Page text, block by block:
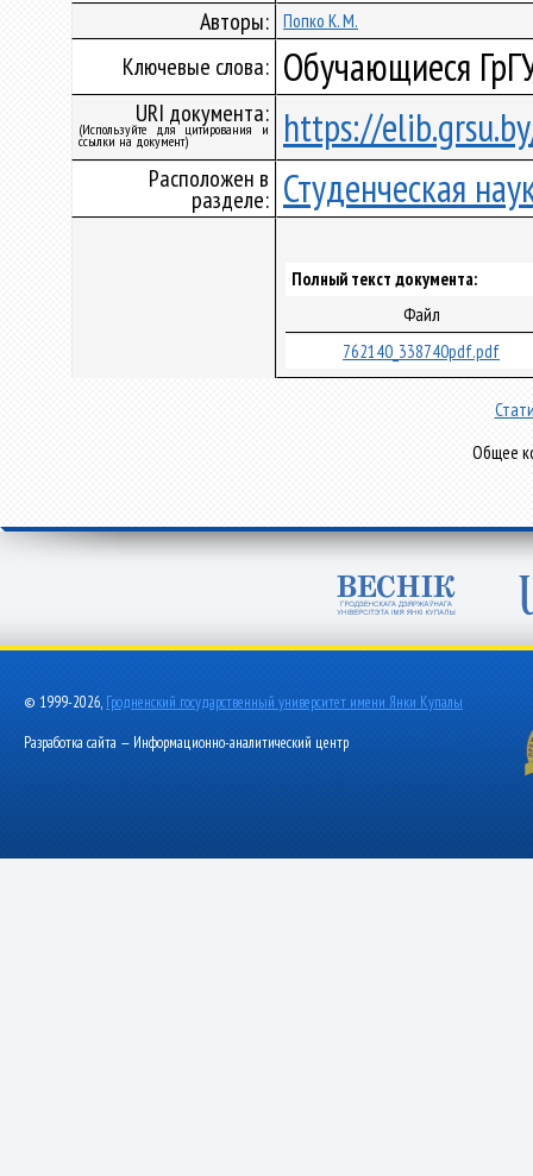
Авторы: Попко К. М.
Ключевые слова: Обучающиеся
URI документа:
(Используйте для цитирования и
ссылки на документ) https://
Расположен в
разделе: Студенческая
Полный текст документа:
Файл
762140_338740pdf.pdf
Общее
© 1999-2026, Гродненский государственный университет имени Янки Купалы
Разработка сайта — Информационно-аналитический центр